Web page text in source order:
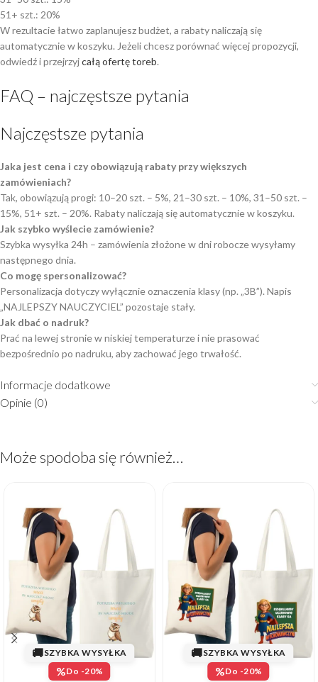
51+ szt.: 20%
W rezultacie łatwo zaplanujesz budżet, a rabaty naliczają się
automatycznie w koszyku. Jeżeli chcesz porównać więcej propozycji,
odwiedź i przejrzyjcałą ofertę toreb.
FAQ – najczęstsze pytania
Najczęstsze pytania
Jaka jest cena i czy obowiązują rabaty przy większych
zamówieniach?
Tak, obowiązują progi: 10–20 szt. – 5%, 21–30 szt. – 10%, 31–50 szt. –
15%, 51+ szt. – 20%. Rabaty naliczają się automatycznie w koszyku.
Jak szybko wyślecie zamówienie?
Szybka wysyłka 24h – zamówienia złożone w dni robocze wysyłamy
następnego dnia.
Co mogę spersonalizować?
Personalizacja dotyczy wyłącznie oznaczenia klasy (np. „3B”). Napis
„NAJLEPSZY NAUCZYCIEL” pozostaje stały.
Jak dbać o nadruk?
Prać na lewej stronie w niskiej temperaturze i nie prasować
bezpośrednio po nadruku, aby zachować jego trwałość.
Informacje dodatkowe
Opinie (0)
Może spodoba się również…
🚚SZYBKA WYSYŁKA
%Do -20%
🚚SZYBKA WYSYŁKA
%Do -20%